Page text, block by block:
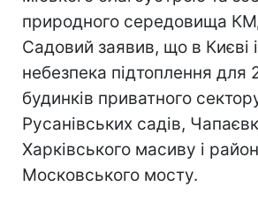
природного середовища
Садовий заявив, що в Києві
небезпека підтоплення для
будинків приватного
Русанівських садів,
Харківського масиву і
Московського мосту.